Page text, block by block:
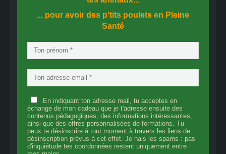
... pour avoir des p'tits poulets en Pleine
Santé
En indiquant ton adresse mail, tu acceptes en
échange de mon cadeau que je t'adresse ensuite des
contenus pédagogiques, des informations intéressantes,
ainsi que des offres personnalisées de formations. Tu
peux te désinscrire à tout moment à travers les liens de
désinscription prévus à cet effet. Je hais les spams : pas
d'inquiétude tes coordonnées restent uniquement entre